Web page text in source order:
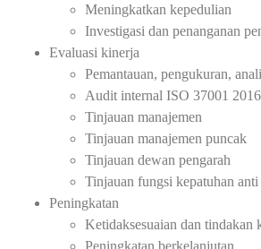
Meningkatkan kepedulian
Investigasi dan penanganan
Evaluasi kinerja
Pemantauan, pengukuran,
Audit internal ISO 37001
Tinjauan manajemen
Tinjauan manajemen puncak
Tinjauan dewan pengarah
Tinjauan fungsi kepatuhan anti
Peningkatan
Ketidaksesuaian dan tindakan
Peningkatan berkelanjutan